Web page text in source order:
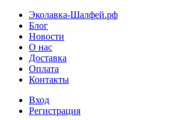
Эколавка-Шалфей.рф
Блог
Новости
О нас
Доставка
Оплата
Контакты
Вход
Регистрация